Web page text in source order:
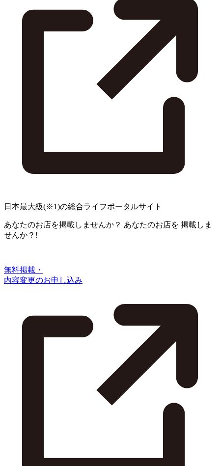
日本最大級(※1)の総合ライフポータルサイト
あなたのお店を掲載しませんか？ あなたのお店を 掲載しま
せんか？!
無料掲載・
内容変更のお申し込み